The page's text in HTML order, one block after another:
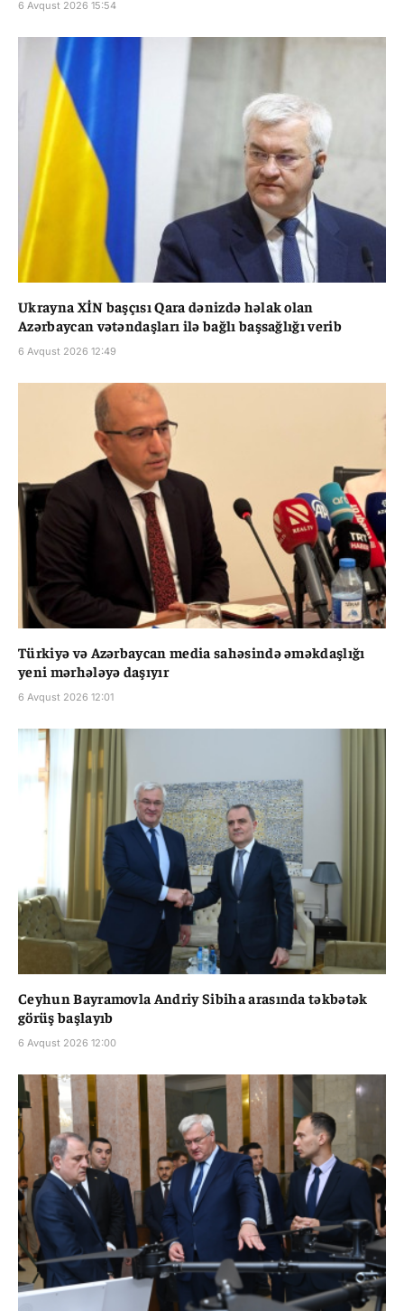
6 Avqust 2026 15:54
Ukrayna XİN başçısı Qara dənizdə həlak olan
Azərbaycan vətəndaşları ilə bağlı başsağlığı verib
6 Avqust 2026 12:49
Türkiyə və Azərbaycan media sahəsində əməkdaşlığı
yeni mərhələyə daşıyır
6 Avqust 2026 12:01
Ceyhun Bayramovla Andriy Sibiha arasında təkbətək
görüş başlayıb
6 Avqust 2026 12:00